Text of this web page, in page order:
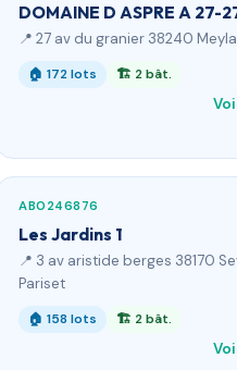
DOMAINE D ASPRE A 27-
📍 27 av du granier 38240
🏠 172 lots 🏗 2 bât.
AB0246876
Les Jardins 1
📍 3 av aristide berges 38170
Pariset
🏠 158 lots 🏗 2 bât.